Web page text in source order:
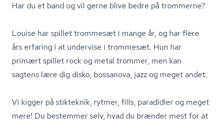
Har du et band og vil gerne blive bedre på trommerne?
Louise har spillet trommesæt i mange år, og har flere
års erfaring i at undervise i trommesæt. Hun har
primært spillet rock og metal trommer, men kan
sagtens lære dig disko, bossanova, jazz og meget andet.
Vi kigger på stikteknik, rytmer, fills, paradidler og meget
mere! Du bestemmer selv, hvad du brænder mest for at